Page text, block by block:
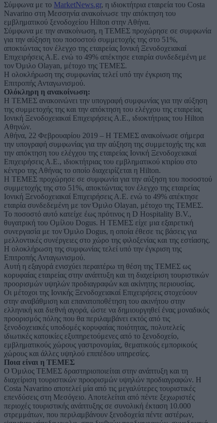
Σύμφωνα με το MarketNews.gr, η ιδιοκτήτρια εταιρεία του Costa
Navarino στη Μεσσηνία ανακοίνωσε την απόκτηση του
εμβληματικού ξενοδοχείου Hilton στην Αθήνα.
Σύμφωνα με την ανακοίνωση, η TEMEΣ προχώρησε σε συμφωνία
για την αύξηση του ποσοστού συμμετοχής της στο 51%,
αποκτώντας τον έλεγχο της εταιρείας Ιονική Ξενοδοχειακαί
Επιχειρήσεις Α.Ε. ενώ το 49% απέκτησε εταιρία συνδεδεμένη με
τον Όμιλο Olayan, μέτοχο της ΤΕΜΕΣ.
Η ολοκλήρωση της συμφωνίας τελεί υπό την έγκριση της
Επιτροπής Ανταγωνισμού.
Ολόκληρη η ανακοίνωση:
H ΤΕΜΕΣ ανακοινώνει την υπογραφή συμφωνίας για την αύξηση
της συμμετοχής της και την απόκτηση του ελέγχου της εταιρείας
Ιονική Ξενοδοχειακαί Επιχειρήσεις Α.Ε., ιδιοκτήτριας του Ηilton
Αθηνών.
Αθήνα, 22 Φεβρουαρίου 2019 – H ΤΕΜΕΣ ανακοίνωσε σήμερα
την υπογραφή συμφωνίας για την αύξηση της συμμετοχής της και
την απόκτηση του ελέγχου της εταιρείας Ιονική Ξενοδοχειακαί
Επιχειρήσεις Α.Ε., ιδιοκτήτριας του εμβληματικού κτιρίου στο
κέντρο της Αθήνας το οποίο διαχειρίζεται η Hilton.
H TEMEΣ προχώρησε σε συμφωνία για την αύξηση του ποσοστού
συμμετοχής της στο 51%, αποκτώντας τον έλεγχο της εταιρείας
Ιονική Ξενοδοχειακαί Επιχειρήσεις Α.Ε. ενώ το 49% απέκτησε
εταιρία συνδεδεμένη με τον Όμιλο Olayan, μέτοχο της ΤΕΜΕΣ.
Το ποσοστό αυτό κατείχε έως πρότινος η D Hospitality B.V.,
θυγατρική του Ομίλου Dogus. H TEMEΣ είχε μια εξαιρετική
συνεργασία με τον Όμιλο Dogus, η οποία έθεσε τις βάσεις για
μελλοντικές συνέργειες στο χώρο της φιλοξενίας και της εστίασης.
Η ολοκλήρωση της συμφωνίας τελεί υπό την έγκριση της
Επιτροπής Ανταγωνισμού.
Αυτή η εξαγορά ενισχύει περαιτέρω τη θέση της ΤΕΜΕΣ ως
κορυφαίας εταιρείας στην ανάπτυξη και τη διαχείριση τουριστικών
προορισμών υψηλών προδιαγραφών και ακίνητης περιουσίας.
Οι μέτοχοι της Ιονικής Ξενοδοχειακαί Επιχειρήσεις στοχεύουν
στην αναβάθμιση και επανατοποθέτηση του ακινήτου στην
ελληνική και διεθνή αγορά, ώστε να δημιουργηθεί ένας μοναδικός
προορισμός πόλης που θα περιλαμβάνει εκτός από τις
ξενοδοχειακές υποδομές κορυφαίας ποιότητας, πολυτελείς
ιδιωτικές κατοικίες εξυπηρετούμενες από το ξενοδοχείο,
εμβληματικούς χώρους γαστρονομίας, θεματικούς εμπορικούς
χώρους και άλλες υψηλού επιπέδου υπηρεσίες.
Ποια είναι η ΤΕΜΕΣ
Ο Όμιλος ΤΕΜΕΣ δραστηριοποιείται στην ανάπτυξη και τη
διαχείριση τουριστικών προορισμών υψηλών προδιαγραφών. H
Costa Navarino αποτελεί μία από τις μεγαλύτερες τουριστικές
επενδύσεις στη Μεσόγειο. Αποτελείται από πέντε ξεχωριστές
περιοχές τουριστικής ανάπτυξης σε συνολική έκταση 10.000
στρεμμάτων, που περιλαμβάνουν ξενοδοχεία πέντε αστέρων,